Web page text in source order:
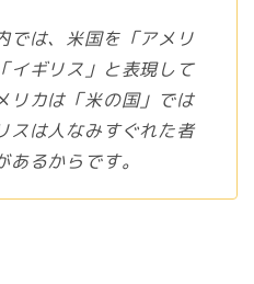
では、米国を「アメリ
イギリス」と表現して
リカは「米の国」では
スは人なみすぐれた者
るからです。